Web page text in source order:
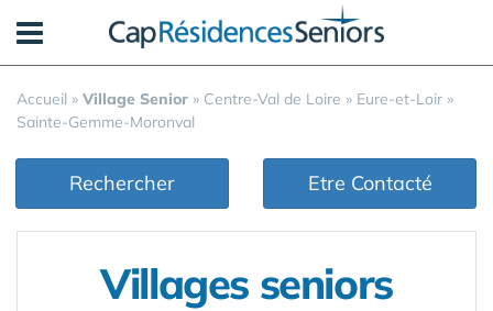
Accueil » Village Senior » Centre-Val de Loire » Eure-et-Loir »
Sainte-Gemme-Moronval
Rechercher Etre Contacté
Villages seniors